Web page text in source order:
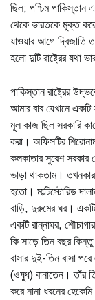
ছিল; পশ্চিম পাকিস্তান
থেকে ভারতকে মুক্ত
যাওয়ার আগে দ্বিজাতি
হলো দুটি রাষ্ট্রের যথা
পাকিস্তান রাষ্ট্রের
আমার বাব যেখানে
মূল কাজ ছিল সরকারি
করা। অফিসটির
কলকাতার সুরেশ সরকার
ভাড়া থাকতাম।
হতো। মাল্টিস্টোরিড
বাড়ি, দুরুমের ঘর।
একটি রান্নাঘর,
কি সাড়ে তিন বছর
বাসার দুই-তিন বাসা
(ওষুধ) বানাতেন। তাঁর
করে নানা ধরনের